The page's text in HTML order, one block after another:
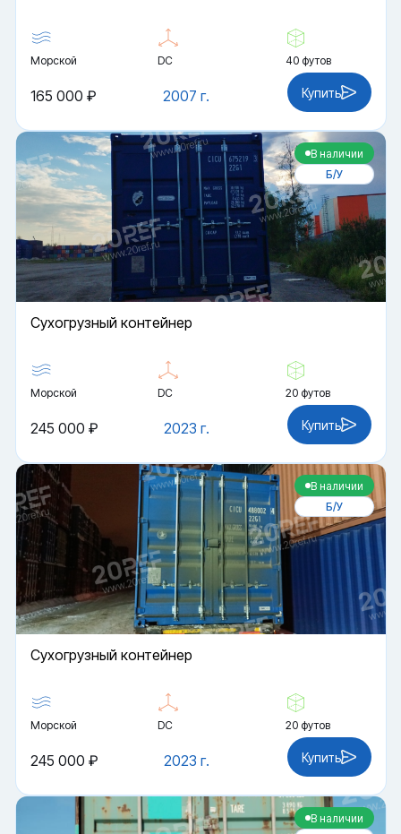
Морской DC 40 футов
2007 г.
165 000 ₽ Купить
В наличии
Б/У
Cухогрузный контейнер
Морской DC 20 футов
2023 г.
245 000 ₽ Купить
В наличии
Б/У
Cухогрузный контейнер
Морской DC 20 футов
2023 г.
245 000 ₽ Купить
В наличии